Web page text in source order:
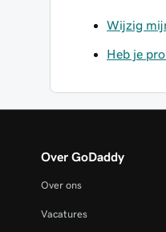
Wijzig
Heb je
Over GoDaddy
Over ons
Vacatures